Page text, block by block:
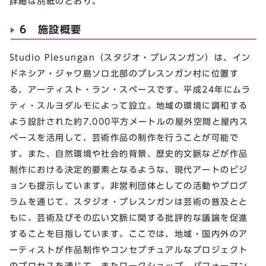
6 施設概要
Studio Plesungan（スタジオ・プレスンガン）は、イン
ドネシア・ジャワ島ソロ北部のプレスンガン村に位置す
る、アーティスト・ラン・スペースです。平成24年にムラ
ティ・スルヨダルモによって設立。地域の環境に調和する
よう設計された約7,000平方メートルの屋外空間と屋内ス
ペースを活用して、芸術作品の制作を行うことが可能で
す。また、自然環境や社会的背景、歴史的文脈などが作品
制作における決定的要素となるような、現代アートのビジ
ョンも提示しています。非営利団体としての活動やプログ
ラムを通じて、スタジオ・プレスンガンは芸術の普及とと
もに、芸術及びその広い文脈に関する批評的な議論を促進
することを目指しています。ここでは、地域・国内外のア
ーティストが作品制作やコンセプチュアルなプロジェクト